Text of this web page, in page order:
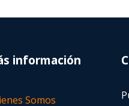
información
Somos